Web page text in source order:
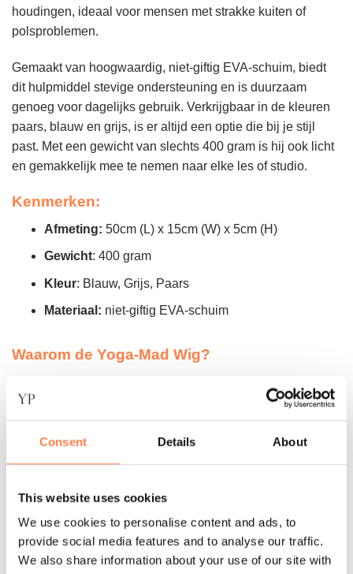
Consent Details About
This website uses cookies
We use cookies to personalise content and ads, to
provide social media features and to analyse our traffic.
We also share information about your use of our site with
houdingen, ideaal voor mensen met strakke kuiten of
polsproblemen.
Gemaakt van hoogwaardig, niet-giftig EVA-schuim, biedt
dit hulpmiddel stevige ondersteuning en is duurzaam
genoeg voor dagelijks gebruik. Verkrijgbaar in de kleuren
paars, blauw en grijs, is er altijd een optie die bij je stijl
past. Met een gewicht van slechts 400 gram is hij ook licht
en gemakkelijk mee te nemen naar elke les of studio.
Kenmerken:
Afmeting: 50cm (L) x 15cm (W) x 5cm (H)
Gewicht: 400 gram
Kleur: Blauw, Grijs, Paars
Materiaal: niet-giftig EVA-schuim
Waarom de Yoga-Mad Wig?
niet, waardoor hij perfect is om mee te nemen naar lessen
of om thuis te gebruiken. Deze wig is een essentieel
hulpmiddel voor iedereen die serieus bezig is met yoga of
pilates. Hij biedt niet alleen fysieke ondersteuning, maar
voorkomen van blessures.
Verbeter je pilates en yoga sessies met de Yoga-Mad Wig
en ervaar de voordelen van optimale ondersteuning en